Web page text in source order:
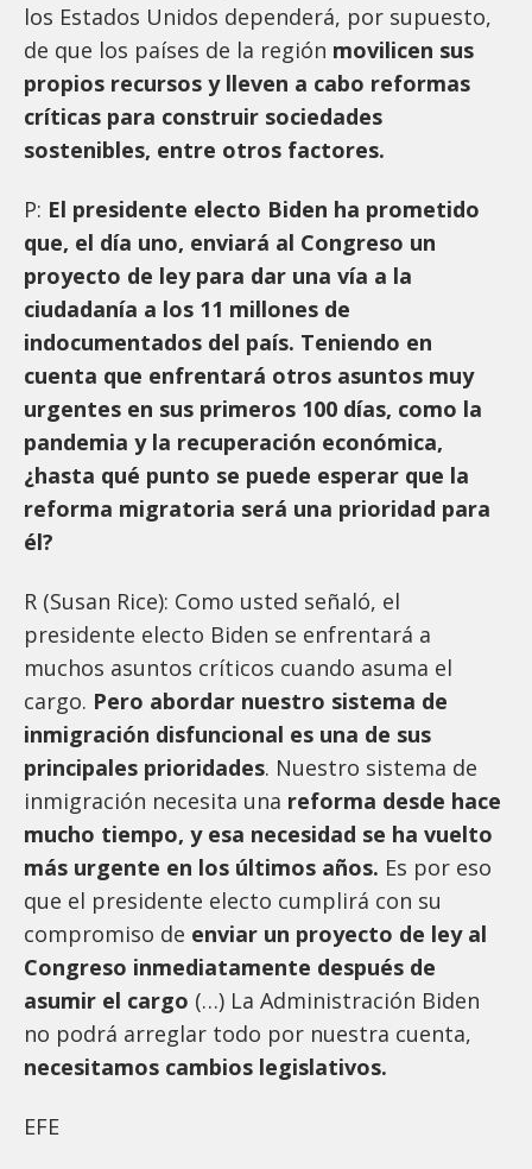
los Estados Unidos dependerá, por supuesto,
de que los países de la región movilicen sus
propios recursos y lleven a cabo reformas
críticas para construir sociedades
sostenibles, entre otros factores.
P: El presidente electo Biden ha prometido
que, el día uno, enviará al Congreso un
proyecto de ley para dar una vía a la
ciudadanía a los 11 millones de
indocumentados del país. Teniendo en
cuenta que enfrentará otros asuntos muy
urgentes en sus primeros 100 días, como la
pandemia y la recuperación económica,
¿hasta qué punto se puede esperar que la
reforma migratoria será una prioridad para
él?
R (Susan Rice): Como usted señaló, el
presidente electo Biden se enfrentará a
muchos asuntos críticos cuando asuma el
cargo. Pero abordar nuestro sistema de
inmigración disfuncional es una de sus
principales prioridades. Nuestro sistema de
inmigración necesita una reforma desde hace
mucho tiempo, y esa necesidad se ha vuelto
más urgente en los últimos años. Es por eso
que el presidente electo cumplirá con su
compromiso de enviar un proyecto de ley al
Congreso inmediatamente después de
asumir el cargo (…) La Administración Biden
no podrá arreglar todo por nuestra cuenta,
necesitamos cambios legislativos.
EFE